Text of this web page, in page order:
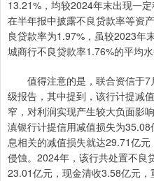
13.21%，均较2024年末出现一
在半年报中披露不良贷款率等资
良贷款率为1.97%，虽较2023年
城商行不良贷款率1.76%的平均水
值得注意的是，联合资信于7
级报告，其中提到，该行计提减
窄，对利润实现产生较大负面影
滇银行计提信用减值损失为
息相关的减值损失就达29.71亿
侵蚀。2024年，该行共处置不良
23.01亿元，现金清收3.58亿元，